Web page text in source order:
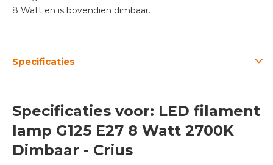
8 Watt en is bovendien dimbaar.
Specificaties
Specificaties voor: LED filament
lamp G125 E27 8 Watt 2700K
Dimbaar - Crius